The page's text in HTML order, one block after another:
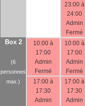
23:00 à
24:00
Admin
Fermé
Box 2
(6
personnes
max.)
10:00 à
17:00
Admin
Fermé
17:00 à
17:30
Admin
10:00 à
17:00
Admin
Fermé
17:00 à
17:30
Admin